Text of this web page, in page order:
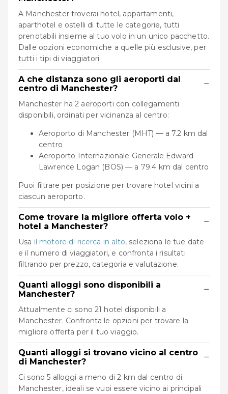
A Manchester troverai hotel, appartamenti,
aparthotel e ostelli di tutte le categorie, tutti
prenotabili insieme al tuo volo in un unico pacchetto.
Dalle opzioni economiche a quelle più esclusive, per
tutti i tipi di viaggiatori.
A che distanza sono gli aeroporti dal
centro di Manchester?
−
Manchester ha 2 aeroporti con collegamenti
disponibili, ordinati per vicinanza al centro:
Aeroporto di Manchester (MHT) — a 7.2 km dal
centro
Aeroporto Internazionale Generale Edward
Lawrence Logan (BOS) — a 79.4 km dal centro
Puoi filtrare per posizione per trovare hotel vicini a
ciascun aeroporto.
Come trovare la migliore offerta volo +
hotel a Manchester?
−
Usa il motore di ricerca in alto, seleziona le tue date
e il numero di viaggiatori, e confronta i risultati
filtrando per prezzo, categoria e valutazione.
Quanti alloggi sono disponibili a
Manchester?
−
Attualmente ci sono 21 hotel disponibili a
Manchester. Confronta le opzioni per trovare la
migliore offerta per il tuo viaggio.
Quanti alloggi si trovano vicino al centro
di Manchester?
−
Ci sono 5 alloggi a meno di 2 km dal centro di
Manchester, ideali se vuoi essere vicino ai principali